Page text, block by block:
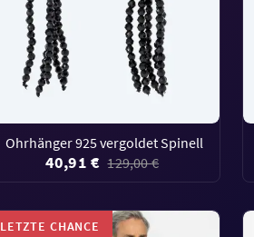
Ohrhänger 925 vergoldet Spinell
40,91 € 129,00 €
LETZTE CHANCE